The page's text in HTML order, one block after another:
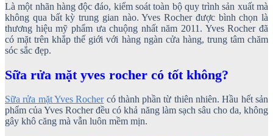
Là một nhãn hàng độc đáo, kiểm soát toàn bộ quy trình sản xuất mà
không qua bất kỳ trung gian nào. Yves Rocher được bình chọn là
thương hiệu mỹ phẩm ưa chuộng nhất năm 2011. Yves Rocher đã
có mặt trên khắp thế giới với hàng ngàn cửa hàng, trung tâm chăm
sóc sắc đẹp.
Sữa rửa mặt yves rocher có tốt không?
Sữa rửa mặt Yves Rochercó thành phần từ thiên nhiên. Hầu hết sản
phẩm của Yves Rocher đều có khả năng làm sạch sâu cho da, không
gây khô căng mà vẫn luôn mềm mịn.